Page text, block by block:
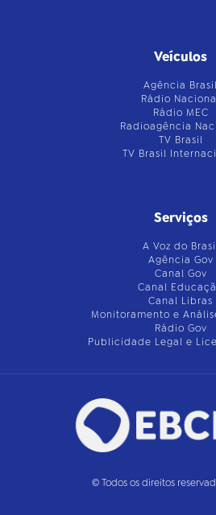
Veículos
Agência Brasil
Rádio
Rádio MEC
Radioagência
TV Brasil
TV Brasil
Serviços
A Voz do
Agência Gov
Canal Gov
Canal
Canal Libras
Monitoramento e
Rádio Gov
Publicidade Legal e
© Todos os direitos